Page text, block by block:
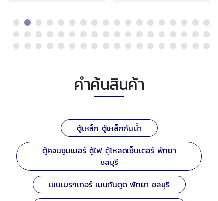
คำค้นสินค้า
ตู้เหล็ก ตู้เหล็กกันน้ำ
ตู้คอนซูมเมอร์ ตู้ไฟ ตู้โหลดเซ็นเตอร์ พัทยา
ชลบุรี
เมนเบรกเกอร์ เมนกันดูด พัทยา ชลบุรี